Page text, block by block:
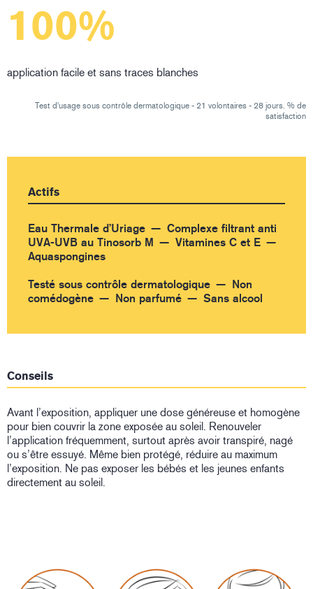
100%
application facile et sans traces blanches
Test d'usage sous contrôle dermatologique - 21 volontaires - 28 jours. % de
satisfaction
Actifs
Eau Thermale d’Uriage
Complexe filtrant anti
UVA-UVB au Tinosorb M
Vitamines C et E
Aquaspongines
Testé sous contrôle dermatologique
Non
comédogène
Non parfumé Sans alcool
Conseils
Avant l’exposition, appliquer une dose généreuse et homogène
pour bien couvrir la zone exposée au soleil. Renouveler
l’application fréquemment, surtout après avoir transpiré, nagé
ou s’être essuyé. Même bien protégé, réduire au maximum
l’exposition. Ne pas exposer les bébés et les jeunes enfants
directement au soleil.